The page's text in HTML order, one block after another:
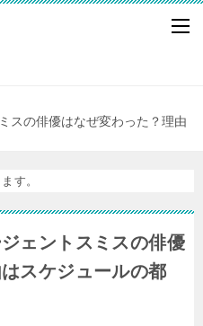
スの俳優はなぜ変わった？理由
す。
ェントスミスの俳優
スケジュールの都